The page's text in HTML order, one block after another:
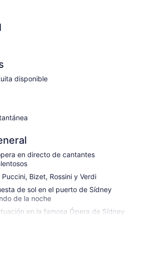
disponible
en directo de cantantes
Bizet, Rossini y Verdi
de sol en el puerto de Sídney
de la noche
en la famosa Ópera de Sídney